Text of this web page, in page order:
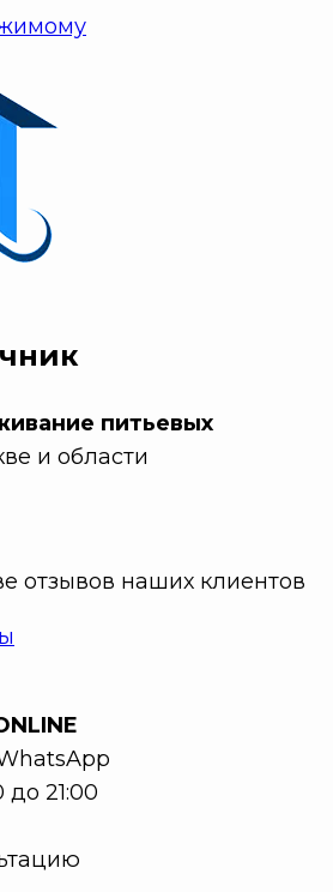
питьевых
и области
отзывов наших клиентов
21:00